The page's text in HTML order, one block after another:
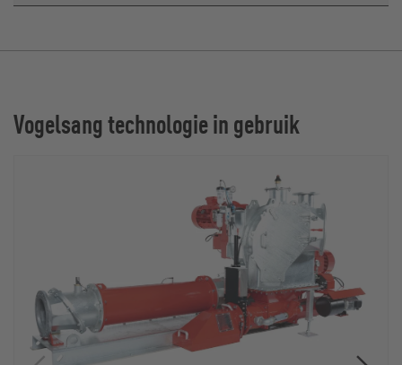
Vogelsang technologie in gebruik